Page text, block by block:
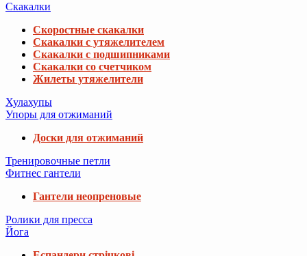
Скакалки
Скоростные скакалки
Скакалки с утяжелителем
Скакалки с подшипниками
Скакалки со счетчиком
Жилеты утяжелители
Хулахупы
Упоры для отжиманий
Доски для отжиманий
Тренировочные петли
Фитнес гантели
Гантели неопреновые
Ролики для пресса
Йога